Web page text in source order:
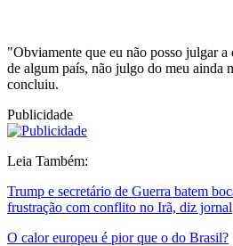
"Obviamente que eu não posso julgar a
de algum país, não julgo do meu ainda
concluiu.
Publicidade
Leia Também:
Trump e secretário de Guerra batem
frustração com conflito no Irã, diz jornal
O calor europeu é pior que o do Brasil?